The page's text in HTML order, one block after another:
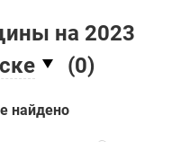
на 2023
(0)
найдено